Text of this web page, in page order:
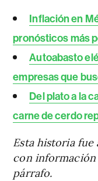
Inflación en
pronósticos más
Autoabasto
empresas que
Del plato a la
carne de cerdo
Esta historia fue
con
párrafo.